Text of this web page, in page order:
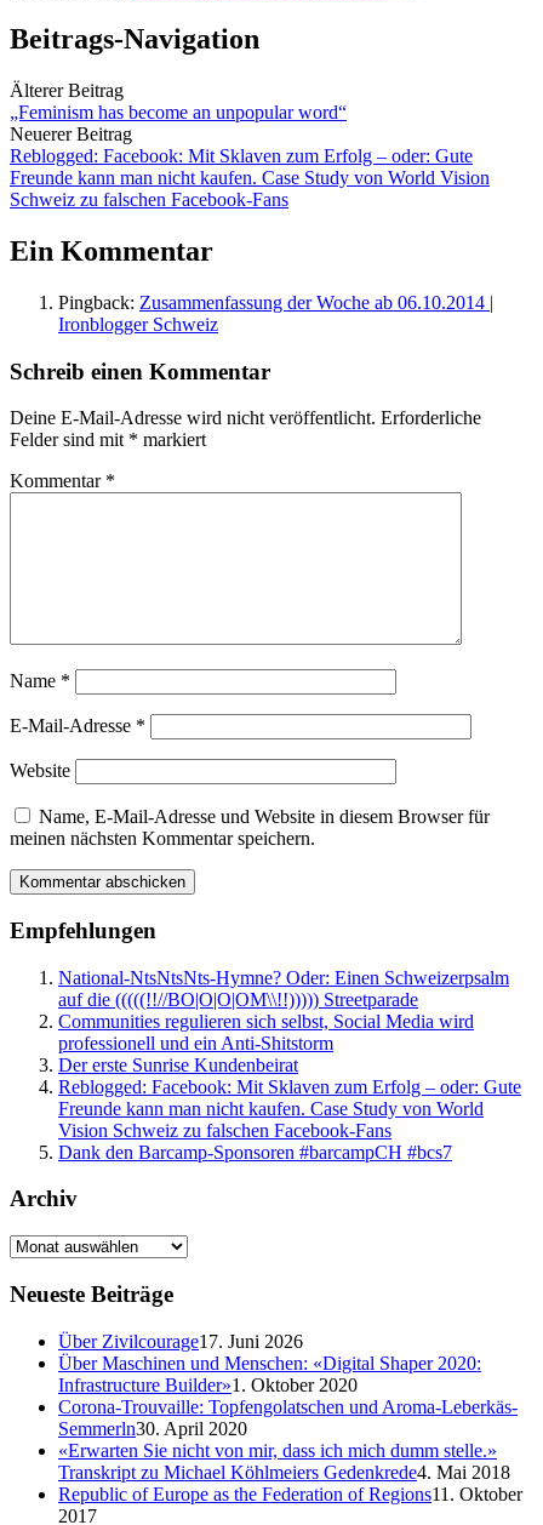
Beitrags-Navigation
Älterer Beitrag
„Feminism has become an unpopular word“
Neuerer Beitrag
Reblogged: Facebook: Mit Sklaven zum Erfolg – oder: Gute
Freunde kann man nicht kaufen. Case Study von World Vision
Schweiz zu falschen Facebook-Fans
Ein Kommentar
Pingback: Zusammenfassung der Woche ab 06.10.2014 |
Ironblogger Schweiz
Schreib einen Kommentar
Deine E-Mail-Adresse wird nicht veröffentlicht. Erforderliche
Felder sind mit * markiert
Kommentar *
Name *
E-Mail-Adresse *
Website
Name, E-Mail-Adresse und Website in diesem Browser für
meinen nächsten Kommentar speichern.
Empfehlungen
National-NtsNtsNts-Hymne? Oder: Einen Schweizerpsalm
auf die (((((!!//BO|O|O|OM\\!!))))) Streetparade
Communities regulieren sich selbst, Social Media wird
professionell und ein Anti-Shitstorm
Der erste Sunrise Kundenbeirat
Reblogged: Facebook: Mit Sklaven zum Erfolg – oder: Gute
Freunde kann man nicht kaufen. Case Study von World
Vision Schweiz zu falschen Facebook-Fans
Dank den Barcamp-Sponsoren #barcampCH #bcs7
Archiv
Neueste Beiträge
Über Zivilcourage17. Juni 2026
Über Maschinen und Menschen: «Digital Shaper 2020:
Infrastructure Builder»1. Oktober 2020
Corona-Trouvaille: Topfengolatschen und Aroma-Leberkäs-
Semmerln30. April 2020
«Erwarten Sie nicht von mir, dass ich mich dumm stelle.»
Transkript zu Michael Köhlmeiers Gedenkrede4. Mai 2018
Republic of Europe as the Federation of Regions11. Oktober
2017